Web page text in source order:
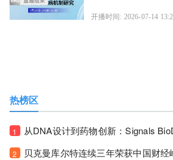
开播时间: 2026-07-14
热榜区
1
2 贝克曼库尔特连续三年荣获中国财经